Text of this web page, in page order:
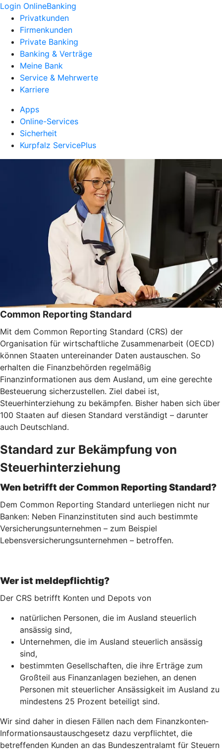
Login OnlineBanking
Privatkunden
Firmenkunden
Private Banking
Banking & Verträge
Meine Bank
Service & Mehrwerte
Karriere
Apps
Online-Services
Sicherheit
Kurpfalz ServicePlus
Common Reporting Standard
Mit dem Common Reporting Standard (CRS) der
Organisation für wirtschaftliche Zusammenarbeit (OECD)
können Staaten untereinander Daten austauschen. So
erhalten die Finanzbehörden regelmäßig
Finanzinformationen aus dem Ausland, um eine gerechte
Besteuerung sicherzustellen. Ziel dabei ist,
Steuerhinterziehung zu bekämpfen. Bisher haben sich über
100 Staaten auf diesen Standard verständigt – darunter
auch Deutschland.
Standard zur Bekämpfung von
Steuerhinterziehung
Wen betrifft der Common Reporting Standard?
Dem Common Reporting Standard unterliegen nicht nur
Banken: Neben Finanzinstituten sind auch bestimmte
Versicherungsunternehmen – zum Beispiel
Lebensversicherungs­unternehmen – betroffen.
Wer ist meldepflichtig?
Der CRS betrifft Konten und Depots von
natürlichen Personen, die im Ausland steuerlich
ansässig sind,
Unternehmen, die im Ausland steuerlich ansässig
sind,
bestimmten Gesellschaften, die ihre Erträge zum
Großteil aus Finanzanlagen beziehen, an denen
Personen mit steuerlicher Ansässigkeit im Ausland zu
mindestens 25 Prozent beteiligt sind.
Wir sind daher in diesen Fällen nach dem Finanz­konten­
Informations­austausch­gesetz dazu verpflichtet, die
betreffenden Kunden an das Bundeszentralamt für Steuern